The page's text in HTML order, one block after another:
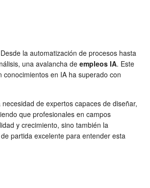
la automatización de procesos hasta
una avalancha de empleos IA. Este
en IA ha superado con
de expertos capaces de diseñar,
que profesionales en campos
y crecimiento, sino también la
partida excelente para entender esta